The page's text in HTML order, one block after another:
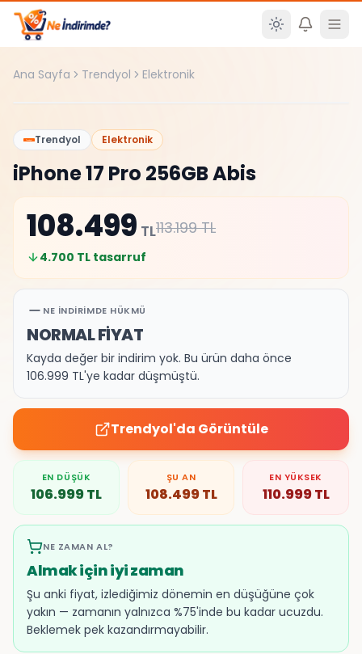
Ana içeriğe atla
Ana Sayfa Trendyol Elektronik
%4
Trendyol Elektronik
iPhone 17 Pro 256GB Abis
108.499 TL113.199TL
4.700 TL tasarruf
NE İNDIRIMDE HÜKMÜ
NORMAL FİYAT
Kayda değer bir indirim yok. Bu ürün daha önce
106.999 TL'ye kadar düşmüştü.
Trendyol'da Görüntüle
EN DÜŞÜK
106.999TL
ŞU AN
108.499TL
EN YÜKSEK
110.999TL
NE ZAMAN AL?
Almak için iyi zaman
Şu anki fiyat, izlediğimiz dönemin en düşüğüne çok
yakın — zamanın yalnızca %75'inde bu kadar ucuzdu.
Beklemek pek kazandırmayabilir.